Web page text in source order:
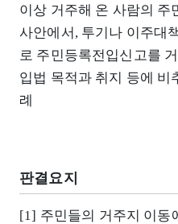
이상 거주해 온 사람의
사안에서, 투기나 이주대
로 주민등록전입신고를
입법 목적과 취지 등에 비
례
판결요지
[1] 주민들의 거주지 이동